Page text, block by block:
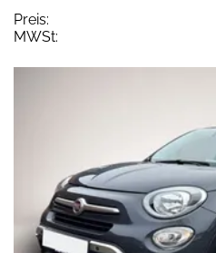
Preis:
MWSt: